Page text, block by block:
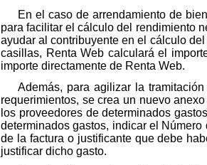
En el caso de arrendamiento de
para facilitar el cálculo del rendimiento
ayudar al contribuyente en el cálculo
casillas, Renta Web calculará el
importe directamente de Renta Web.
Además, para agilizar la
requerimientos, se crea un nuevo
los proveedores de determinados
determinados gastos, indicar el
de la factura o justificante que debe
justificar dicho gasto.